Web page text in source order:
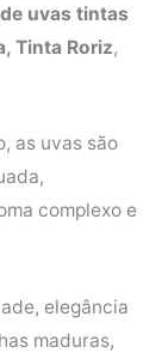
uvas tintas
Tinta Roriz,
as uvas são
complexo e
elegância
maduras,